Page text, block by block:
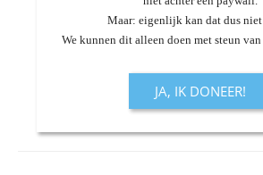
Maar: eigenlijk kan dat dus
We kunnen dit alleen doen met steun
JA, IK DONEER!